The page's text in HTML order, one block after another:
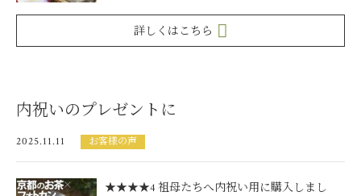
詳しくはこちら
内祝いのプレゼントに
2025.11.11 お客様の声
★★★★4 祖母たちへ内祝い用に購入しまし